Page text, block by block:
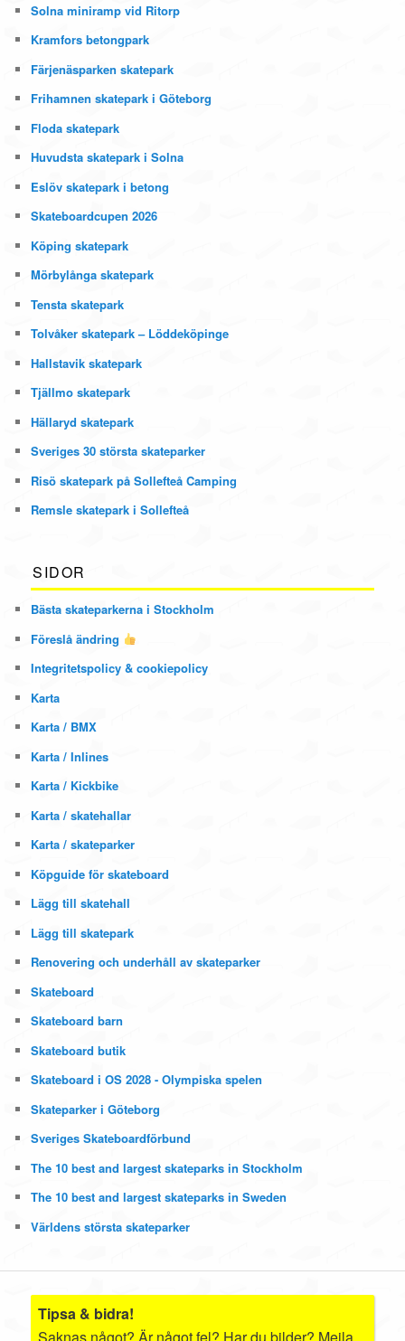
Solna miniramp vid Ritorp
Kramfors betongpark
Färjenäsparken skatepark
Frihamnen skatepark i Göteborg
Floda skatepark
Huvudsta skatepark i Solna
Eslöv skatepark i betong
Skateboardcupen 2026
Köping skatepark
Mörbylånga skatepark
Tensta skatepark
Tolvåker skatepark – Löddeköpinge
Hallstavik skatepark
Tjällmo skatepark
Hällaryd skatepark
Sveriges 30 största skateparker
Risö skatepark på Sollefteå Camping
Remsle skatepark i Sollefteå
SIDOR
Bästa skateparkerna i Stockholm
Föreslå ändring
Integritetspolicy & cookiepolicy
Karta
Karta / BMX
Karta / Inlines
Karta / Kickbike
Karta / skatehallar
Karta / skateparker
Köpguide för skateboard
Lägg till skatehall
Lägg till skatepark
Renovering och underhåll av skateparker
Skateboard
Skateboard barn
Skateboard butik
Skateboard i OS 2028 - Olympiska spelen
Skateparker i Göteborg
Sveriges Skateboardförbund
The 10 best and largest skateparks in Stockholm
The 10 best and largest skateparks in Sweden
Världens största skateparker
Tipsa & bidra!